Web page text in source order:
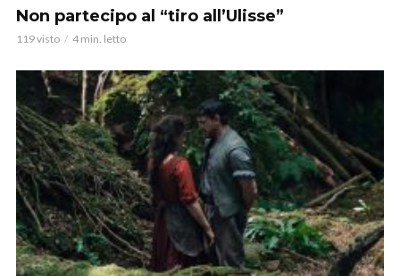
Non partecipo al “tiro all’Ulisse”
119 visto 4 min. letto